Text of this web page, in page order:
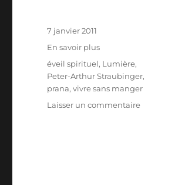
Publié
7 janvier 2011
Catégories
En savoir plus
Étiquettes
éveil spirituel, Lumière,
Peter-Arthur Straubinger,
prana,vivre sans manger
Laisser un commentairesur